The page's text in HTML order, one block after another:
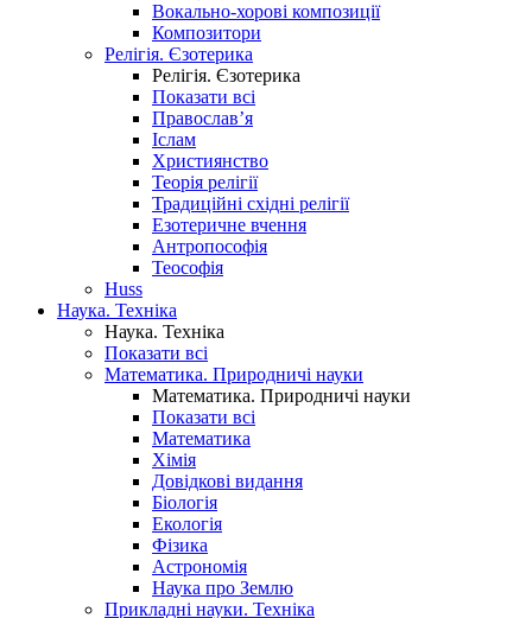
Вокально-хорові композиції
Композитори
Релігія. Єзотерика
Релігія. Єзотерика
Показати всі
Православ’я
Іслам
Християнство
Теорія релігії
Традиційні східні релігії
Езотеричне вчення
Антропософія
Теософія
Huss
Наука. Техніка
Наука. Техніка
Показати всі
Математика. Природничі науки
Математика. Природничі науки
Показати всі
Математика
Хімія
Довідкові видання
Біологія
Екологія
Фізика
Астрономія
Наука про Землю
Прикладні науки. Техніка